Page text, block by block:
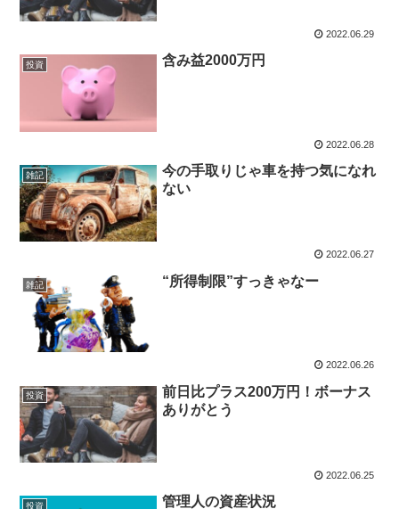
2022.06.29
投資 含み益2000万円
2022.06.28
雑記
今の手取りじゃ車を持つ気になれ
ない
2022.06.27
雑記 “所得制限”すっきゃなー
2022.06.26
投資
前日比プラス200万円！ボーナス
ありがとう
2022.06.25
投資 管理人の資産状況